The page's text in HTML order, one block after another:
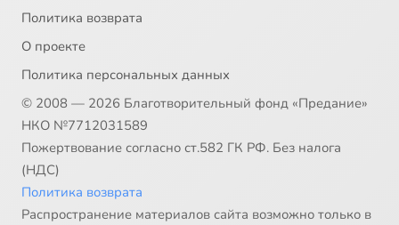
Политика возврата
О проекте
Политика персональных данных
© 2008 — 2026 Благотворительный фонд «Предание»
НКО №7712031589
Пожертвование согласно ст.582 ГК РФ. Без налога
(НДС)
Политика возврата
Распространение материалов сайта возможно только в